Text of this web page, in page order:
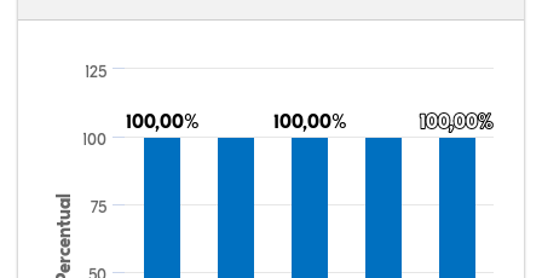
Percentual
100,00%
100,00% 100,00%
100,00% 100,00%
100,00%
75
100
125